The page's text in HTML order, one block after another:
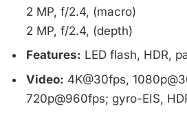
2 MP, f/2.4, (macro)
2 MP, f/2.4, (depth)
Features: LED flash, HDR,
Video: 4K@30fps,
720p@960fps; gyro-EIS,